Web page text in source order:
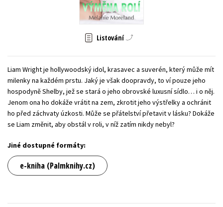
Zahraniční literatura
Všechny tituly
Listování
Liam Wright je hollywoodský idol, krasavec a suverén, který může mít
milenky na každém prstu. Jaký je však doopravdy, to ví pouze jeho
hospodyně Shelby, jež se stará o jeho obrovské luxusní sídlo… i o něj.
Jenom ona ho dokáže vrátit na zem, zkrotit jeho výstřelky a ochránit
ho před záchvaty úzkosti. Může se přátelství přetavit v lásku? Dokáže
se Liam změnit, aby obstál v roli, v níž zatím nikdy nebyl?
Jiné dostupné formáty:
e-kniha (Palmknihy.cz)